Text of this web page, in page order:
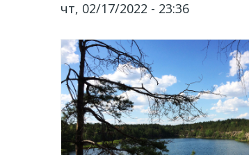
чт, 02/17/2022 - 23:36